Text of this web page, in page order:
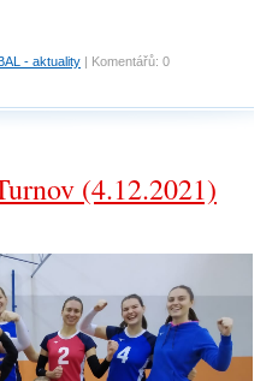
- aktuality | Komentářů: 0
(4.12.2021)